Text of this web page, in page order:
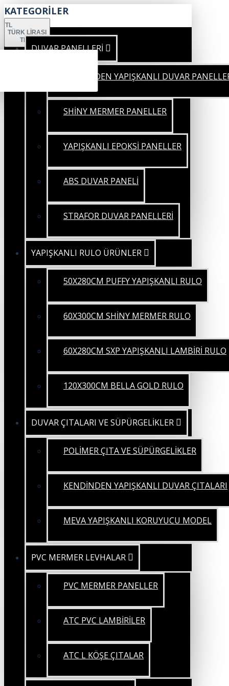
KATEGORİLER
TL
TÜRK LIRASI
TRY
DUVAR PANELLERİ
KENDİNDEN YAPIŞKANLI DUVAR
SHİNY MERMER PANELLER
YAPIŞKANLI EPOKSİ PANELLER
ABS DUVAR PANELİ
STRAFOR DUVAR PANELLERİ
YAPIŞKANLI RULO ÜRÜNLER
50X280CM PUFFY YAPIŞKANLI RULO
60X300CM SHİNY MERMER RULO
60X280CM SXP YAPIŞKANLI LAMBİRİ RULO
120X300CM BELLA GOLD RULO
DUVAR ÇITALARI VE SÜPÜRGELİKLER
POLİMER ÇITA VE SÜPÜRGELİKLER
KENDİNDEN YAPIŞKANLI DUVAR ÇITALARI
MEVA YAPIŞKANLI KORUYUCU MODEL
PVC MERMER LEVHALAR
PVC MERMER PANELLER
ATC PVC LAMBİRİLER
ATC L KÖŞE ÇITALAR